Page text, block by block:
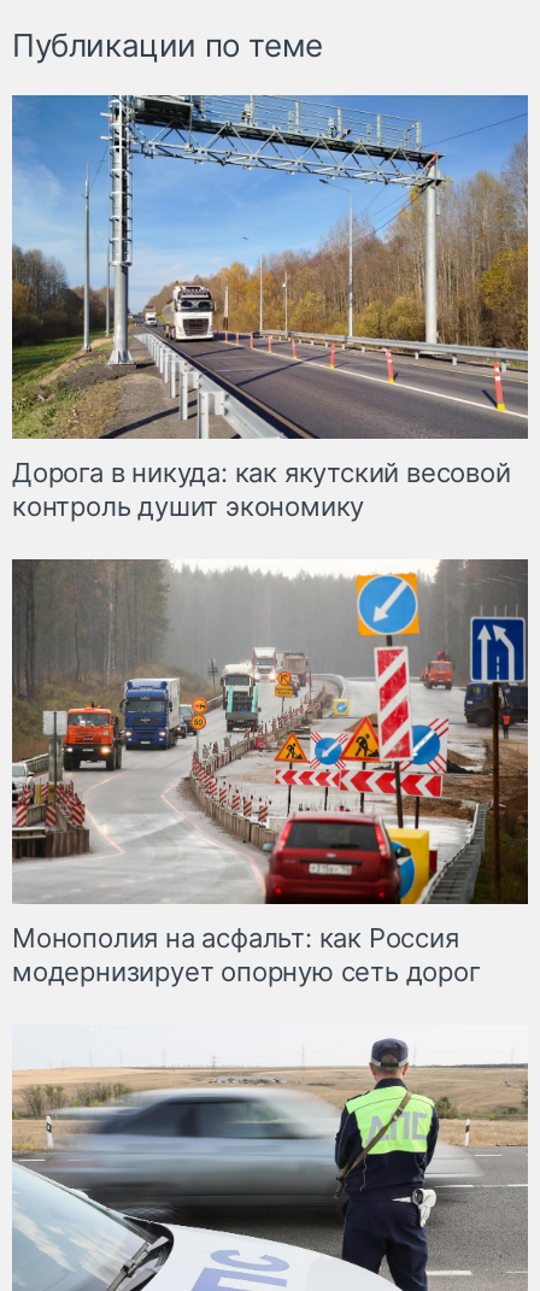
Публикации по теме
Дорога в никуда: как якутский весовой
контроль душит экономику
Монополия на асфальт: как Россия
модернизирует опорную сеть дорог